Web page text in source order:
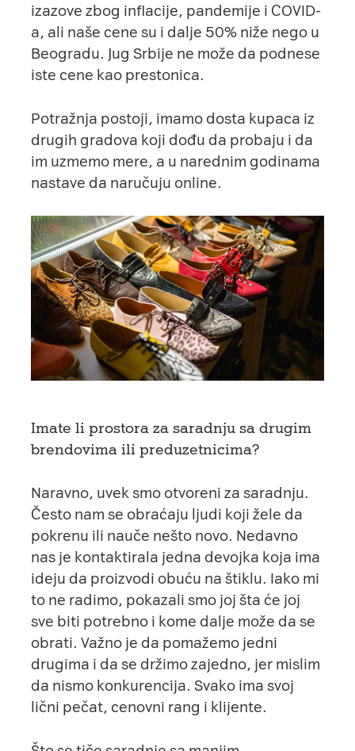
izazove zbog inflacije, pandemije i COVID-
a, ali naše cene su i dalje 50% niže nego u
Beogradu. Jug Srbije ne može da podnese
iste cene kao prestonica.
Potražnja postoji, imamo dosta kupaca iz
drugih gradova koji dođu da probaju i da
im uzmemo mere, a u narednim godinama
nastave da naručuju online.
Imate li prostora za saradnju sa drugim
brendovima ili preduzetnicima?
Naravno, uvek smo otvoreni za saradnju.
Često nam se obraćaju ljudi koji žele da
pokrenu ili nauče nešto novo. Nedavno
nas je kontaktirala jedna devojka koja ima
ideju da proizvodi obuću na štiklu. Iako mi
to ne radimo, pokazali smo joj šta će joj
sve biti potrebno i kome dalje može da se
obrati. Važno je da pomažemo jedni
drugima i da se držimo zajedno, jer mislim
da nismo konkurencija. Svako ima svoj
lični pečat, cenovni rang i klijente.